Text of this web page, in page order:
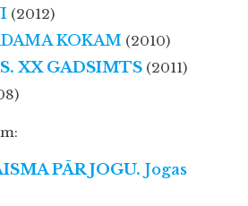
(2012)
KOKAM (2010)
XX GADSIMTS (2011)
PĀR JOGU. Jogas